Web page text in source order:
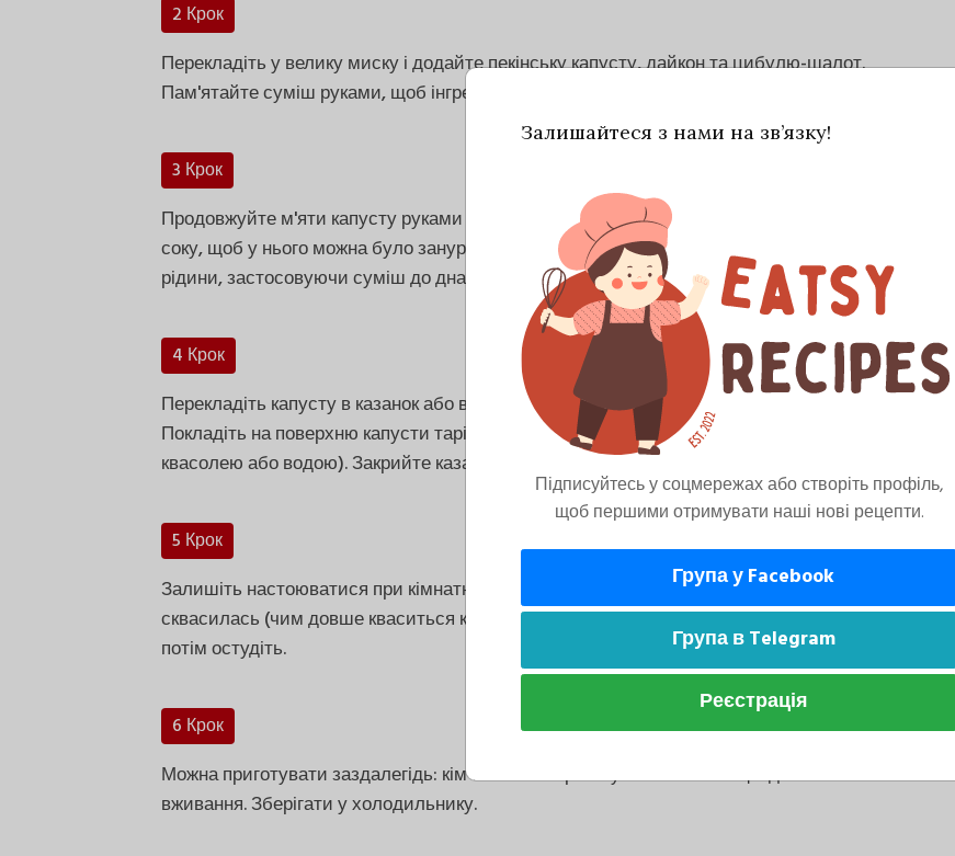
2 Крок
Перекладіть у велику миску і додайте пекінську капусту, дайкон та цибулю-шалот.
Пам'ятайте суміш руками, щоб інгредієнти добре перемішалися і капуста дала сік.
3 Крок
Продовжуйте м'яти капусту руками до тих пір, поки вона не виділить достатньо
соку, щоб у нього можна було занурити всю суміш повністю (перевіряйте рівень
рідини, застосовуючи суміш до дна миски).
4 Крок
Перекладіть капусту в казанок або велику банку та залийте отриманим соком.
Покладіть на поверхню капусти тарілку з вантажем (це може бути банка, наповнена
квасолею або водою). Закрийте казанок або банку марлею та закріпіть її гумкою.
5 Крок
Залишіть настоюватися при кімнатній температурі 5-7 днів, щоб капуста
сквасилась (чим довше кваситься капуста, тим більш насиченим стає її смак),
потім остудіть.
6 Крок
Можна приготувати заздалегідь: кімчхі можна приготувати за 6 місяців до
вживання. Зберігати у холодильнику.
Залишайтеся з нами на зв’язку!
Підписуйтесь у соцмережах або створіть профіль,
щоб першими отримувати наші нові рецепти.
Група у Facebook
Група в Telegram
Реєстрація